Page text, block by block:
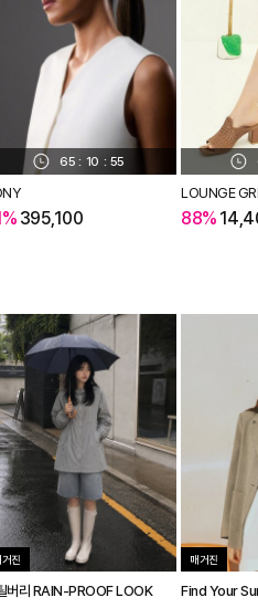
65 : 10 : 53
395,100
LOUNGE
88%
거진
버리 RAIN-PROOF LOOK
매거진
Find Your